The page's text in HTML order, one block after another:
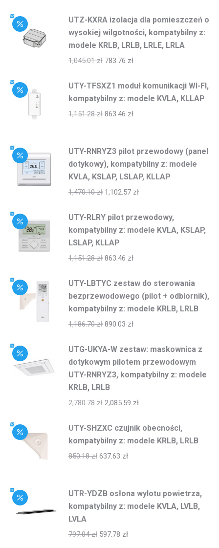
UTZ-KXRA izolacja dla pomieszczeń o
wysokiej wilgotności, kompatybilny z:
modele KRLB, LRLB, LRLE, LRLA
1,045.01zł 783.76 zł
UTY-TFSXZ1 moduł komunikacji WI-FI,
kompatybilny z: modele KVLA, KLLAP
1,151.28zł 863.46 zł
UTY-RNRYZ3 pilot przewodowy (panel
dotykowy), kompatybilny z: modele
KVLA, KSLAP, LSLAP, KLLAP
1,470.10zł 1,102.57 zł
UTY-RLRY pilot przewodowy,
kompatybilny z: modele KVLA, KSLAP,
LSLAP, KLLAP
1,151.28zł 863.46 zł
UTY-LBTYC zestaw do sterowania
bezprzewodowego (pilot + odbiornik),
kompatybilny z: modele KRLB, LRLB
1,186.70zł 890.03 zł
UTG-UKYA-W zestaw: maskownica z
dotykowym pilotem przewodowym
UTY-RNRYZ3, kompatybilny z: modele
KRLB, LRLB
2,780.78zł 2,085.59 zł
UTY-SHZXC czujnik obecności,
kompatybilny z: modele KRLB, LRLB
850.18zł 637.63 zł
UTR-YDZB osłona wylotu powietrza,
kompatybilny z: modele KVLA, LVLB,
LVLA
797.04zł 597.78 zł